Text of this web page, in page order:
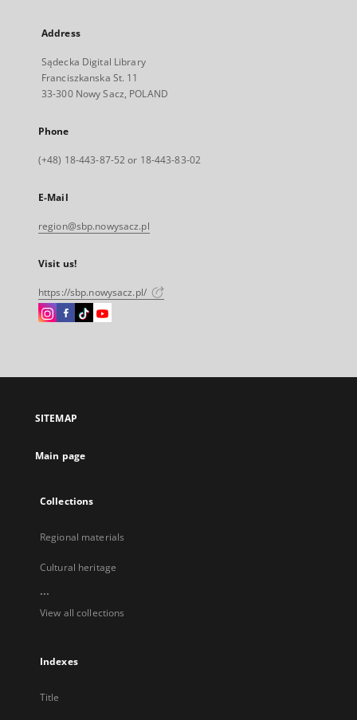
Address
Sądecka Digital Library
Franciszkanska St. 11
33-300 Nowy Sacz, POLAND
Phone
(+48) 18-443-87-52 or 18-443-83-02
E-Mail
region@sbp.nowysacz.pl
Visit us!
https://sbp.nowysacz.pl/
Instagram
open
new
Facebook
open
new
Instagram
open
new
Instagram
open
SITEMAP
Main page
Collections
Regional materials
Cultural heritage
...
View all collections
Indexes
Title